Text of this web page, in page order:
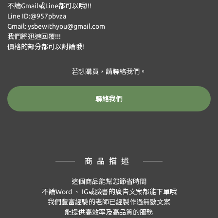
不論Gmail或Line都可以哦!!!
Line ID:@957pbvza
Gmail: ysbewithyou@gmail.com
我們將迅速回覆!!!
價格的部分都可以討論哦!
若想購買，請聯絡我們。
聯絡我們
商品描述
這個商品能幫您節省時間
不論Word 、 IG或臉書的廣告文案都能下單哦
我們豐富經驗的老師已經製作過無數文案
能提供高效率及高品質的服務